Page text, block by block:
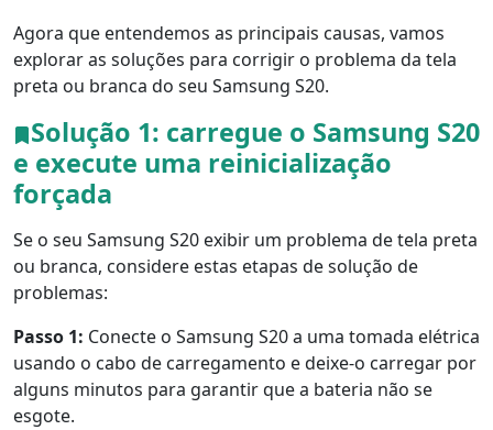
Agora que entendemos as principais causas, vamos
explorar as soluções para corrigir o problema da tela
preta ou branca do seu Samsung S20.
Solução 1: carregue o Samsung S20
e execute uma reinicialização
forçada
Se o seu Samsung S20 exibir um problema de tela preta
ou branca, considere estas etapas de solução de
problemas:
Passo 1: Conecte o Samsung S20 a uma tomada elétrica
usando o cabo de carregamento e deixe-o carregar por
alguns minutos para garantir que a bateria não se
esgote.